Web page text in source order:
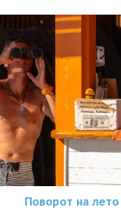
Поворот на лето